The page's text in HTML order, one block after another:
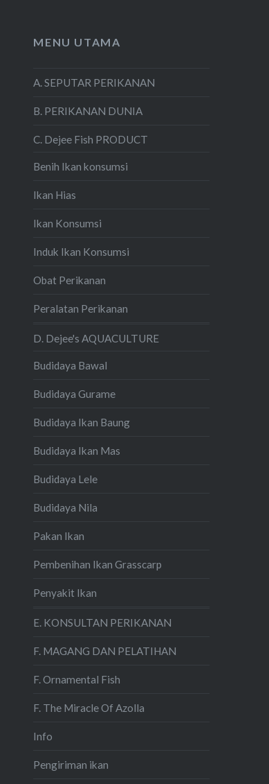
MENU UTAMA
A. SEPUTAR PERIKANAN
B. PERIKANAN DUNIA
C. Dejee Fish PRODUCT
Benih Ikan konsumsi
Ikan Hias
Ikan Konsumsi
Induk Ikan Konsumsi
Obat Perikanan
Peralatan Perikanan
D. Dejee's AQUACULTURE
Budidaya Bawal
Budidaya Gurame
Budidaya Ikan Baung
Budidaya Ikan Mas
Budidaya Lele
Budidaya Nila
Pakan Ikan
Pembenihan Ikan Grasscarp
Penyakit Ikan
E. KONSULTAN PERIKANAN
F. MAGANG DAN PELATIHAN
F. Ornamental Fish
F. The Miracle Of Azolla
Info
Pengiriman ikan